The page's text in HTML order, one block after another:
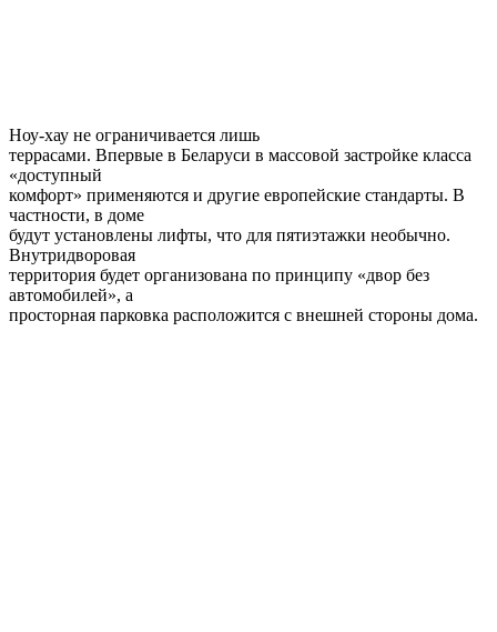
Ноу-хау не ограничивается лишь
террасами. Впервые в Беларуси в массовой застройке класса
«доступный
комфорт» применяются и другие европейские стандарты. В
частности, в доме
будут установлены лифты, что для пятиэтажки необычно.
Внутридворовая
территория будет организована по принципу «двор без
автомобилей», а
просторная парковка расположится с внешней стороны дома.